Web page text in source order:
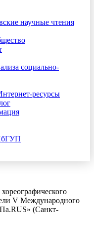
научные чтения
социально-
ресурсы
V Международного
(Санкт-